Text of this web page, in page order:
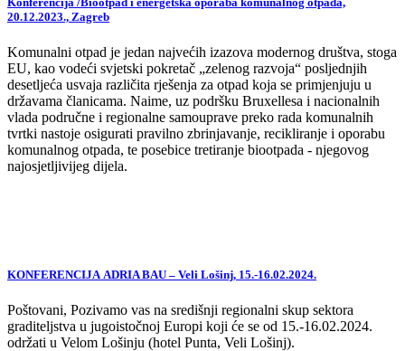
20.12.2023., Zagreb
Komunalni otpad je jedan najvećih izazova modernog društva, stoga
EU, kao vodeći svjetski pokretač „zelenog razvoja“ posljednjih
desetljeća usvaja različita rješenja za otpad koja se primjenjuju u
državama članicama. Naime, uz podršku Bruxellesa i nacionalnih
vlada područne i regionalne samouprave preko rada komunalnih
tvrtki nastoje osigurati pravilno zbrinjavanje, recikliranje i oporabu
komunalnog otpada, te posebice tretiranje biootpada - njegovog
najosjetljivijeg dijela.
KONFERENCIJA ADRIA BAU – Veli Lošinj, 15.-16.02.2024.
Poštovani, Pozivamo vas na središnji regionalni skup sektora
graditeljstva u jugoistočnoj Europi koji će se od 15.-16.02.2024.
održati u Velom Lošinju (hotel Punta, Veli Lošinj).